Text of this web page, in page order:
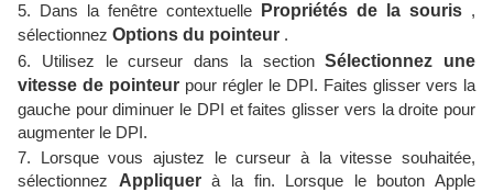
5. Dans la fenêtre contextuelle
Propriétés de la souris ,
sélectionnez Options du pointeur .
6. Utilisez le curseur dans la sectionSélectionnez une
vitesse de pointeur pour régler le DPI. Faites glisser vers la
gauche pour diminuer le DPI et faites glisser vers la droite pour
augmenter le DPI.
7. Lorsque vous ajustez le curseur à la vitesse souhaitée,
sélectionnez Appliquerà la fin. Lorsque le bouton Apple